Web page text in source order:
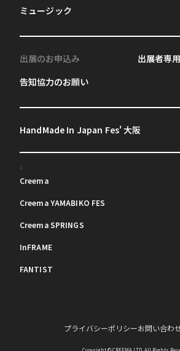
ミュージック
出展のお申込み
告知協力のお願い
出展者専
HandMade In Japan Fes' 大阪
Creema
Creema YAMABIKO FES
Creema SPRINGS
InFRAME
FANTIST
プライバシーポリシーお問い合わ